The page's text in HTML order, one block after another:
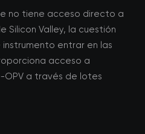
no tiene acceso directo a
Silicon Valley, la cuestión
entrar en las
acceso a
a través de lotes